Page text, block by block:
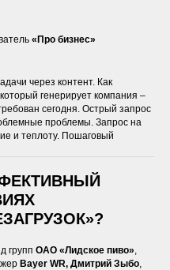
«Про бизнес»
через контент. Как
генерирует компания –
сегодня. Острый запрос
проблемы. Запрос на
и теплоту. Пошаговый
групп ОАО «Лидское пиво»
Bayer WR, Дмитрий Зыбо